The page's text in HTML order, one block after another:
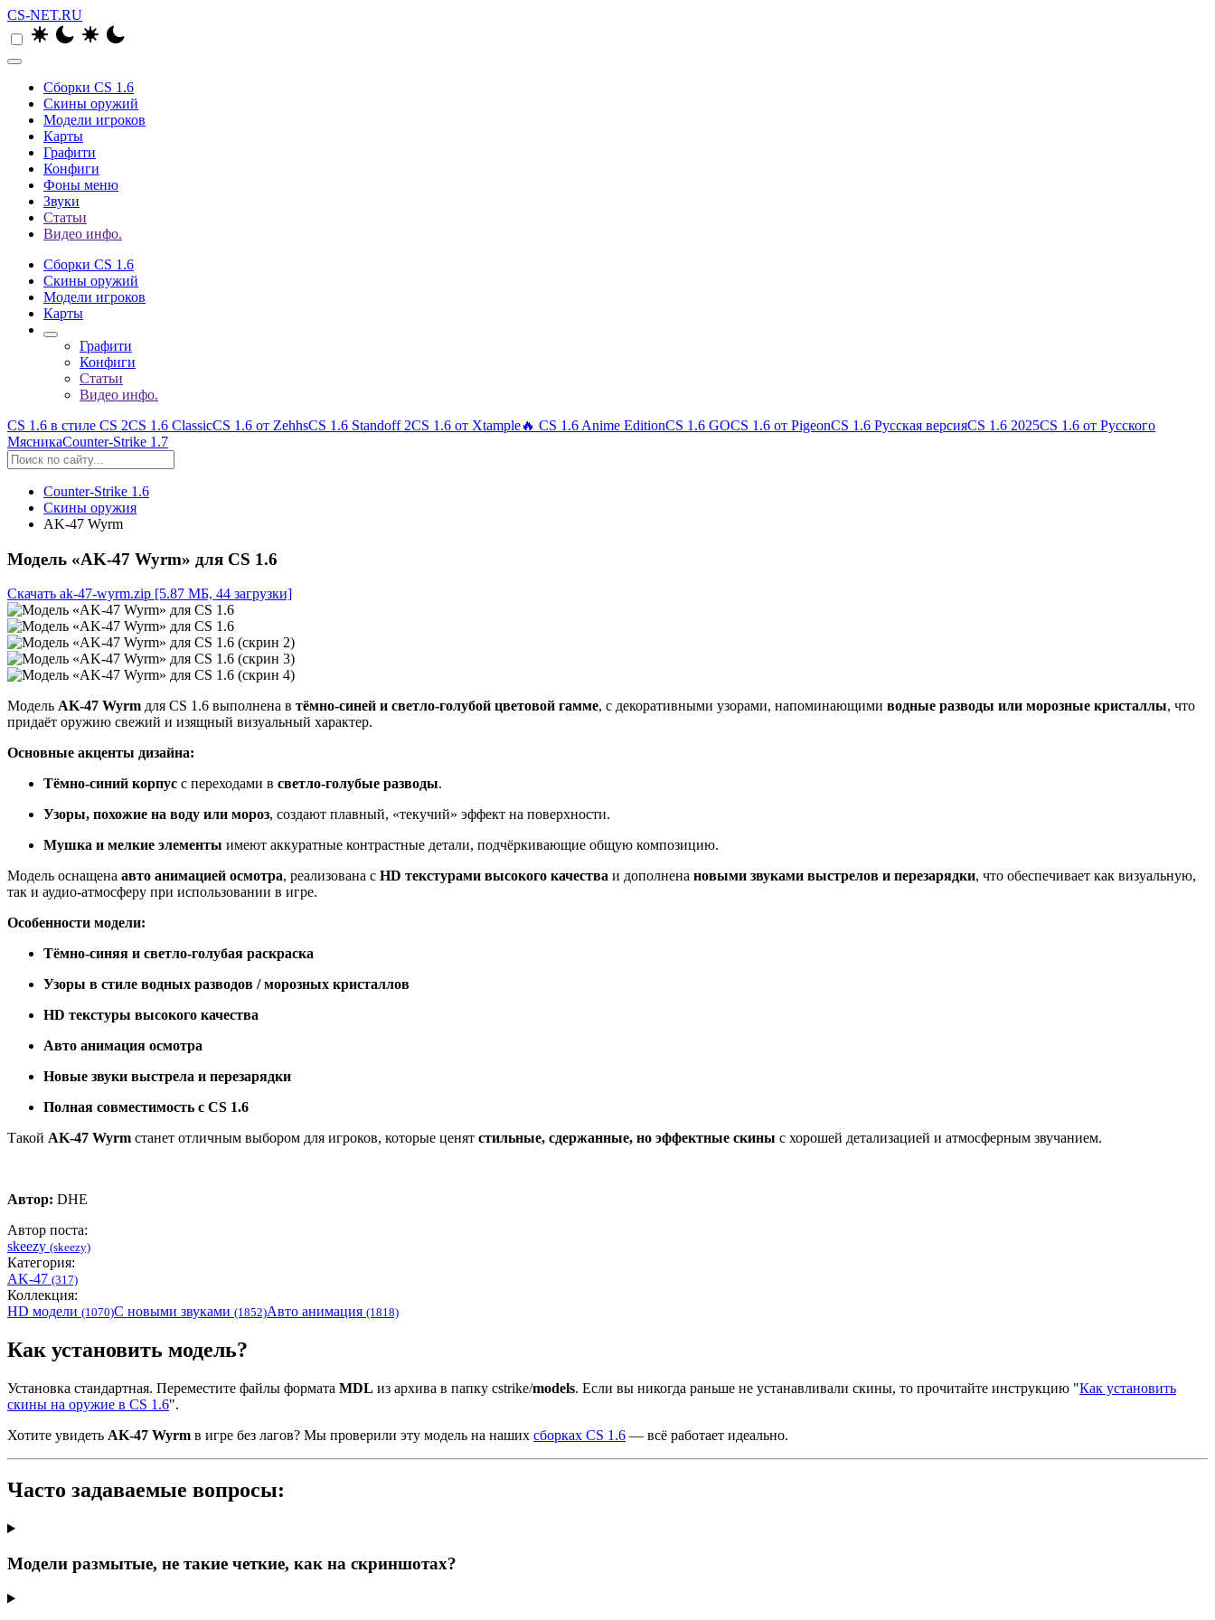
CS-NET.RU
Сборки CS 1.6
Скины оружий
Модели игроков
Карты
Графити
Конфиги
Фоны меню
Звуки
Статьи
Видео инфо.
Сборки CS 1.6
Скины оружий
Модели игроков
Карты
Графити
Конфиги
Статьи
Видео инфо.
CS 1.6 в стиле CS 2CS 1.6 ClassicCS 1.6 от ZehhsCS 1.6 Standoff 2CS 1.6 от Xtample🔥 CS 1.6 Anime EditionCS 1.6 GOCS 1.6 от PigeonCS 1.6 Русская версияCS 1.6 2025CS 1.6 от Русского
МясникаCounter-Strike 1.7
Counter-Strike 1.6
Скины оружия
AK-47 Wyrm
Модель «AK-47 Wyrm» для CS 1.6
Скачать ak-47-wyrm.zip [5.87 МБ, 44 загрузки]
Модель AK-47 Wyrm для CS 1.6 выполнена в тёмно-синей и светло-голубой цветовой гамме, с декоративными узорами, напоминающими водные разводы или морозные кристаллы, что
придаёт оружию свежий и изящный визуальный характер.
Основные акценты дизайна:
Тёмно-синий корпус с переходами в светло-голубые разводы.
Узоры, похожие на воду или мороз, создают плавный, «текучий» эффект на поверхности.
Мушка и мелкие элементы имеют аккуратные контрастные детали, подчёркивающие общую композицию.
Модель оснащена авто анимацией осмотра, реализована с HD текстурами высокого качества и дополнена новыми звуками выстрелов и перезарядки, что обеспечивает как визуальную,
так и аудио-атмосферу при использовании в игре.
Особенности модели:
Тёмно-синяя и светло-голубая раскраска
Узоры в стиле водных разводов / морозных кристаллов
HD текстуры высокого качества
Авто анимация осмотра
Новые звуки выстрела и перезарядки
Полная совместимость с CS 1.6
Такой AK-47 Wyrm станет отличным выбором для игроков, которые ценят стильные, сдержанные, но эффектные скины с хорошей детализацией и атмосферным звучанием.
Автор: DHE
Автор поста:
skeezy (skeezy)
Категория:
AK-47 (317)
Коллекция:
HD модели (1070)С новыми звуками (1852)Авто анимация (1818)
Как установить модель?
Установка стандартная. Переместите файлы формата MDL из архива в папку cstrike/models. Если вы никогда раньше не устанавливали скины, то прочитайте инструкцию "Как установить
скины на оружие в CS 1.6".
Хотите увидеть AK-47 Wyrm в игре без лагов? Мы проверили эту модель на наших сборках CS 1.6 — всё работает идеально.
Часто задаваемые вопросы:
Модели размытые, не такие четкие, как на скриншотах?